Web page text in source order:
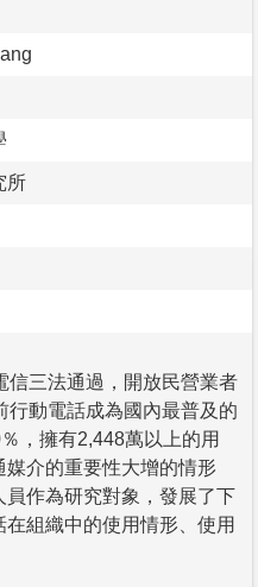
所
信三法通過，開放民營業者
行動電話成為國內最普及的
，擁有2,448萬以上的用
媒介的重要性大增的情形
作為研究對象，發展了下
組織中的使用情形、使用